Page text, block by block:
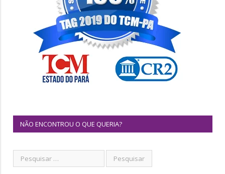
NÃO ENCONTROU O QUE QUERIA?